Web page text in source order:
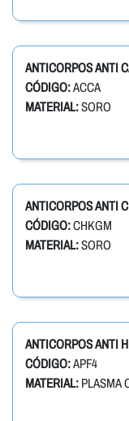
ANTICORPOS ANTI
CÓDIGO:ACCA
MATERIAL:SORO
ANTICORPOS ANTI
CÓDIGO:CHKGM
MATERIAL:SORO
ANTICORPOS ANTI
CÓDIGO:APF4
MATERIAL: PLASMA